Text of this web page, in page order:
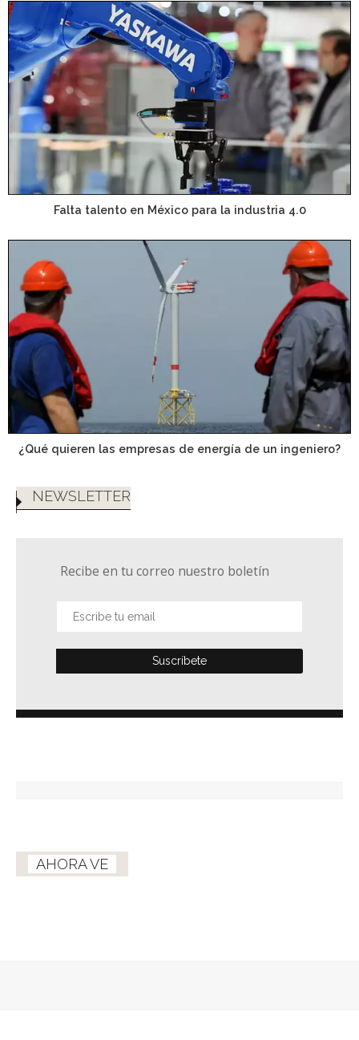
Falta talento en México para la industria 4.0
¿Qué quieren las empresas de energía de un ingeniero?
NEWSLETTER
Recibe en tu correo nuestro boletín
AHORA VE